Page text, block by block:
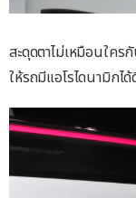
สะดุดตาไม่เหมือนใค
ให้รถมีแอโรไดนามิกได้